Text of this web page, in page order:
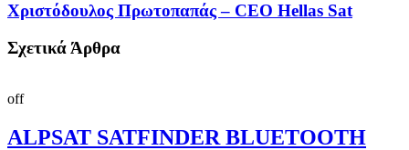
Χριστόδουλος Πρωτοπαπάς – CEO Hellas Sat
Σχετικά Άρθρα
off
ALPSAT SATFINDER BLUETOOTH